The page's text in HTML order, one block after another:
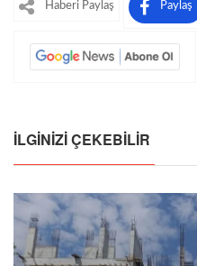
Haberi Paylaş Paylaş
İLGINIZI ÇEKEBILIR